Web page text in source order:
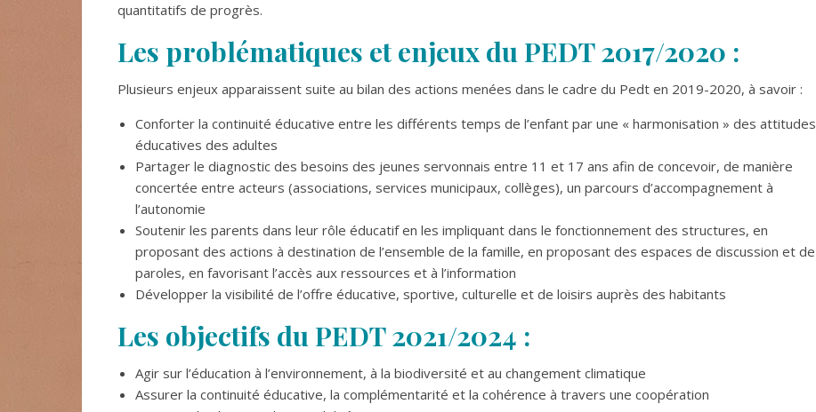
quantitatifs de progrès.
Les problématiques et enjeux du PEDT 2017/2020 :
Plusieurs enjeux apparaissent suite au bilan des actions menées dans le cadre du Pedt en 2019-2020, à savoir :
Conforter la continuité éducative entre les différents temps de l’enfant par une « harmonisation » des attitudes
éducatives des adultes
Partager le diagnostic des besoins des jeunes servonnais entre 11 et 17 ans afin de concevoir, de manière
concertée entre acteurs (associations, services municipaux, collèges), un parcours d’accompagnement à
l’autonomie
Soutenir les parents dans leur rôle éducatif en les impliquant dans le fonctionnement des structures, en
proposant des actions à destination de l’ensemble de la famille, en proposant des espaces de discussion et de
paroles, en favorisant l’accès aux ressources et à l’information
Développer la visibilité de l’offre éducative, sportive, culturelle et de loisirs auprès des habitants
Les objectifs du PEDT 2021/2024 :
Agir sur l’éducation à l’environnement, à la biodiversité et au changement climatique
Assurer la continuité éducative, la complémentarité et la cohérence à travers une coopération